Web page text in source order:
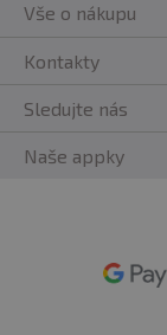
Vše o nákupu
Kontakty
Sledujte nás
Naše appky